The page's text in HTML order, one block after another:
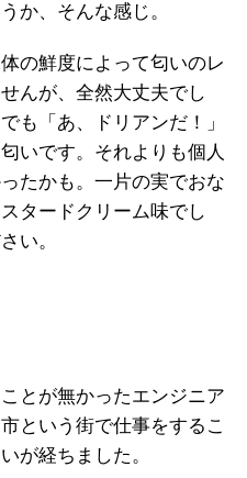
か、そんな感じ。
の鮮度によって匂いのレ
んが、全然大丈夫でし
も「あ、ドリアンだ！」
いです。それよりも個人
たかも。一片の実でおな
タードクリーム味でし
い。
とが無かったエンジニア
という街で仕事をするこ
が経ちました。